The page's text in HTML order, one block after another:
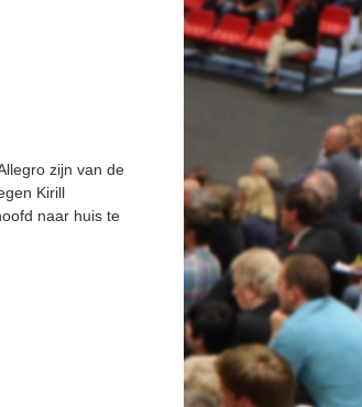
zijn van de
Kirill
naar huis te